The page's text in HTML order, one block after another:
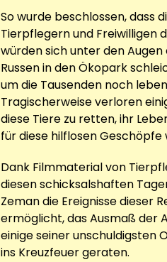
So wurde beschlossen, dass
Tierpflegern und Freiwilligen
würden sich unter den
Russen in den Ökopark
um die Tausenden noch
Tragischerweise verloren
diese Tiere zu retten, ihr
für diese hilflosen
Dank Filmmaterial von
diesen schicksalshaften
Zeman die Ereignisse dieser
ermöglicht, das Ausmaß der
einige seiner unschuldigsten
ins Kreuzfeuer geraten.